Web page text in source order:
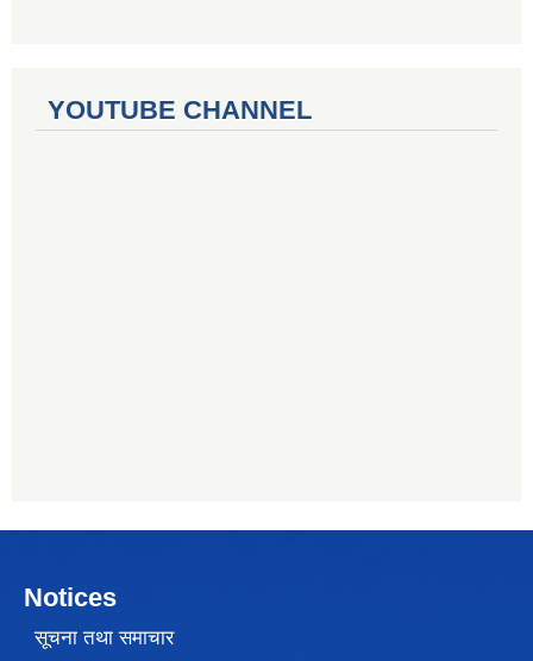
YOUTUBE CHANNEL
Notices
सूचना तथा समाचार